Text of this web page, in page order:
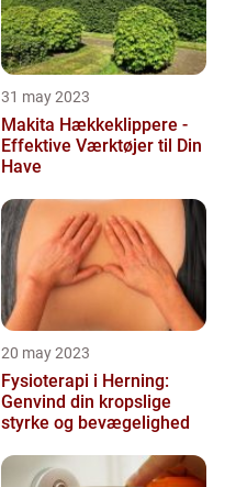
31 may 2023
Makita Hækkeklippere -
Effektive Værktøjer til Din
Have
20 may 2023
Fysioterapi i Herning:
Genvind din kropslige
styrke og bevægelighed